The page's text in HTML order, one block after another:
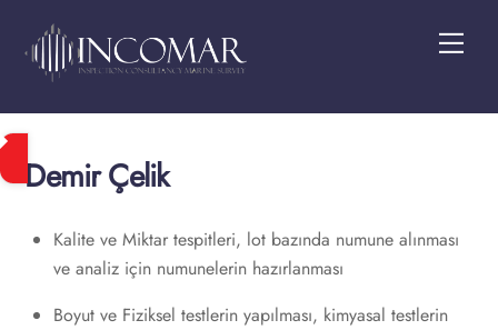
content
Demir Çelik
Kalite ve Miktar tespitleri, lot bazında numune alınması
ve analiz için numunelerin hazırlanması
Boyut ve Fiziksel testlerin yapılması, kimyasal testlerin